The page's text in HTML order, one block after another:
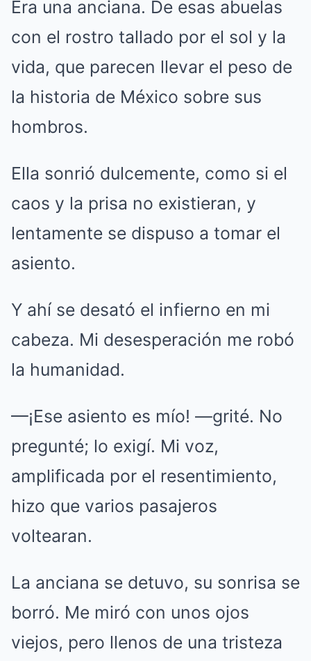
Era una anciana. De esas abuelas
con el rostro tallado por el sol y la
vida, que parecen llevar el peso de
la historia de México sobre sus
hombros.
Ella sonrió dulcemente, como si el
caos y la prisa no existieran, y
lentamente se dispuso a tomar el
asiento.
Y ahí se desató el infierno en mi
cabeza. Mi desesperación me robó
la humanidad.
—¡Ese asiento es mío! —grité. No
pregunté; lo exigí. Mi voz,
amplificada por el resentimiento,
hizo que varios pasajeros
voltearan.
La anciana se detuvo, su sonrisa se
borró. Me miró con unos ojos
viejos, pero llenos de una tristeza